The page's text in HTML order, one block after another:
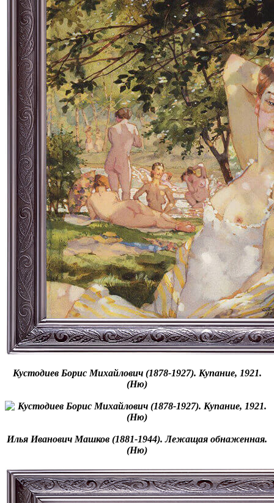
Кустодиев Борис Михайлович (1878-1927). Купание, 1921.
(Ню)
Илья Иванович Машков (1881-1944). Лежащая обнаженная.
(Ню)